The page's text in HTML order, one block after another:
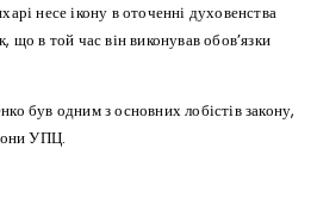
несе ікону в оточенні духовенства
в той час він виконував обов’язки
був одним з основних лобістів закону,
УПЦ.